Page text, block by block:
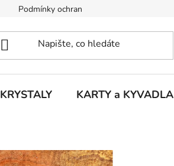
Podmínky ochrany osobních údajů
KRYSTALY KARTY a KYVADLA